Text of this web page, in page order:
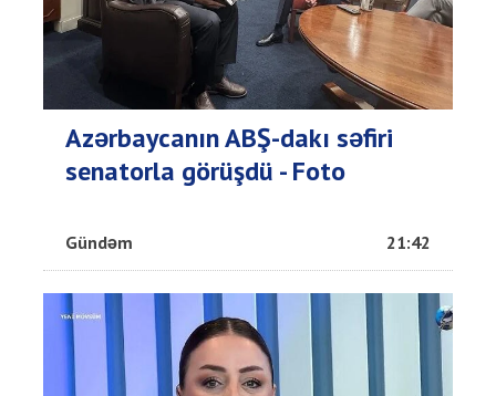
Azərbaycanın ABŞ-dakı səfiri
senatorla görüşdü - Foto
Gündəm 21:42